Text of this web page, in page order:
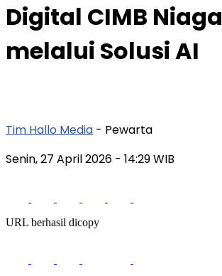
Digital CIMB Niaga
melalui Solusi AI
Tim Hallo Media - Pewarta
Senin, 27 April 2026 - 14:29 WIB
URL berhasil dicopy